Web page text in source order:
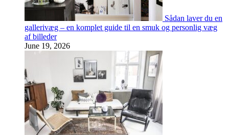
Sådan laver du en
gallerivæg – en komplet guide til en smuk og personlig væg
af billeder
June 19, 2026